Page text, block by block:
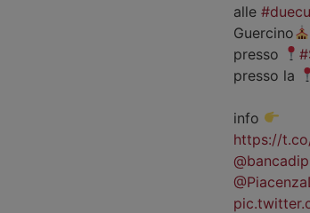
alle
Guercino
presso
presso la
info
https://